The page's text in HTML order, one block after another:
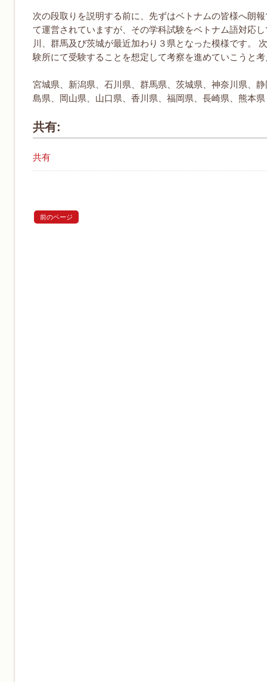
次の段取りを説明する前に、先ずはベトナムの皆様へ朗
て運営されていますが、その学科試験をベトナム語対応
川、群馬及び茨城が最近加わり３県となった模様です。
験所にて受験することを想定して考察を進めていこうと
宮城県、新潟県、石川県、群馬県、茨城県、神奈川県、
島県、岡山県、山口県、香川県、福岡県、長崎県、熊本県
共有:
共有
前のページ